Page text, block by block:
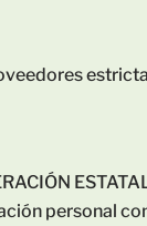
personal